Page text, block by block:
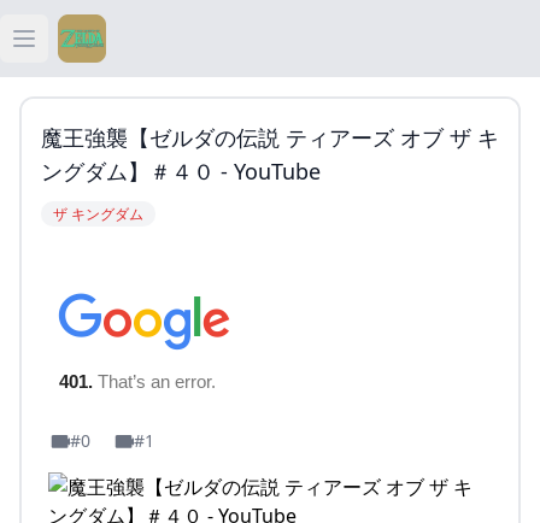
Open main menu
ティアキン
ティアキン 祠
魔王強襲【ゼルダの伝説 ティアーズ オブ ザ キ
ングダム】＃４０ - YouTube
ザ キングダム
#0 #1